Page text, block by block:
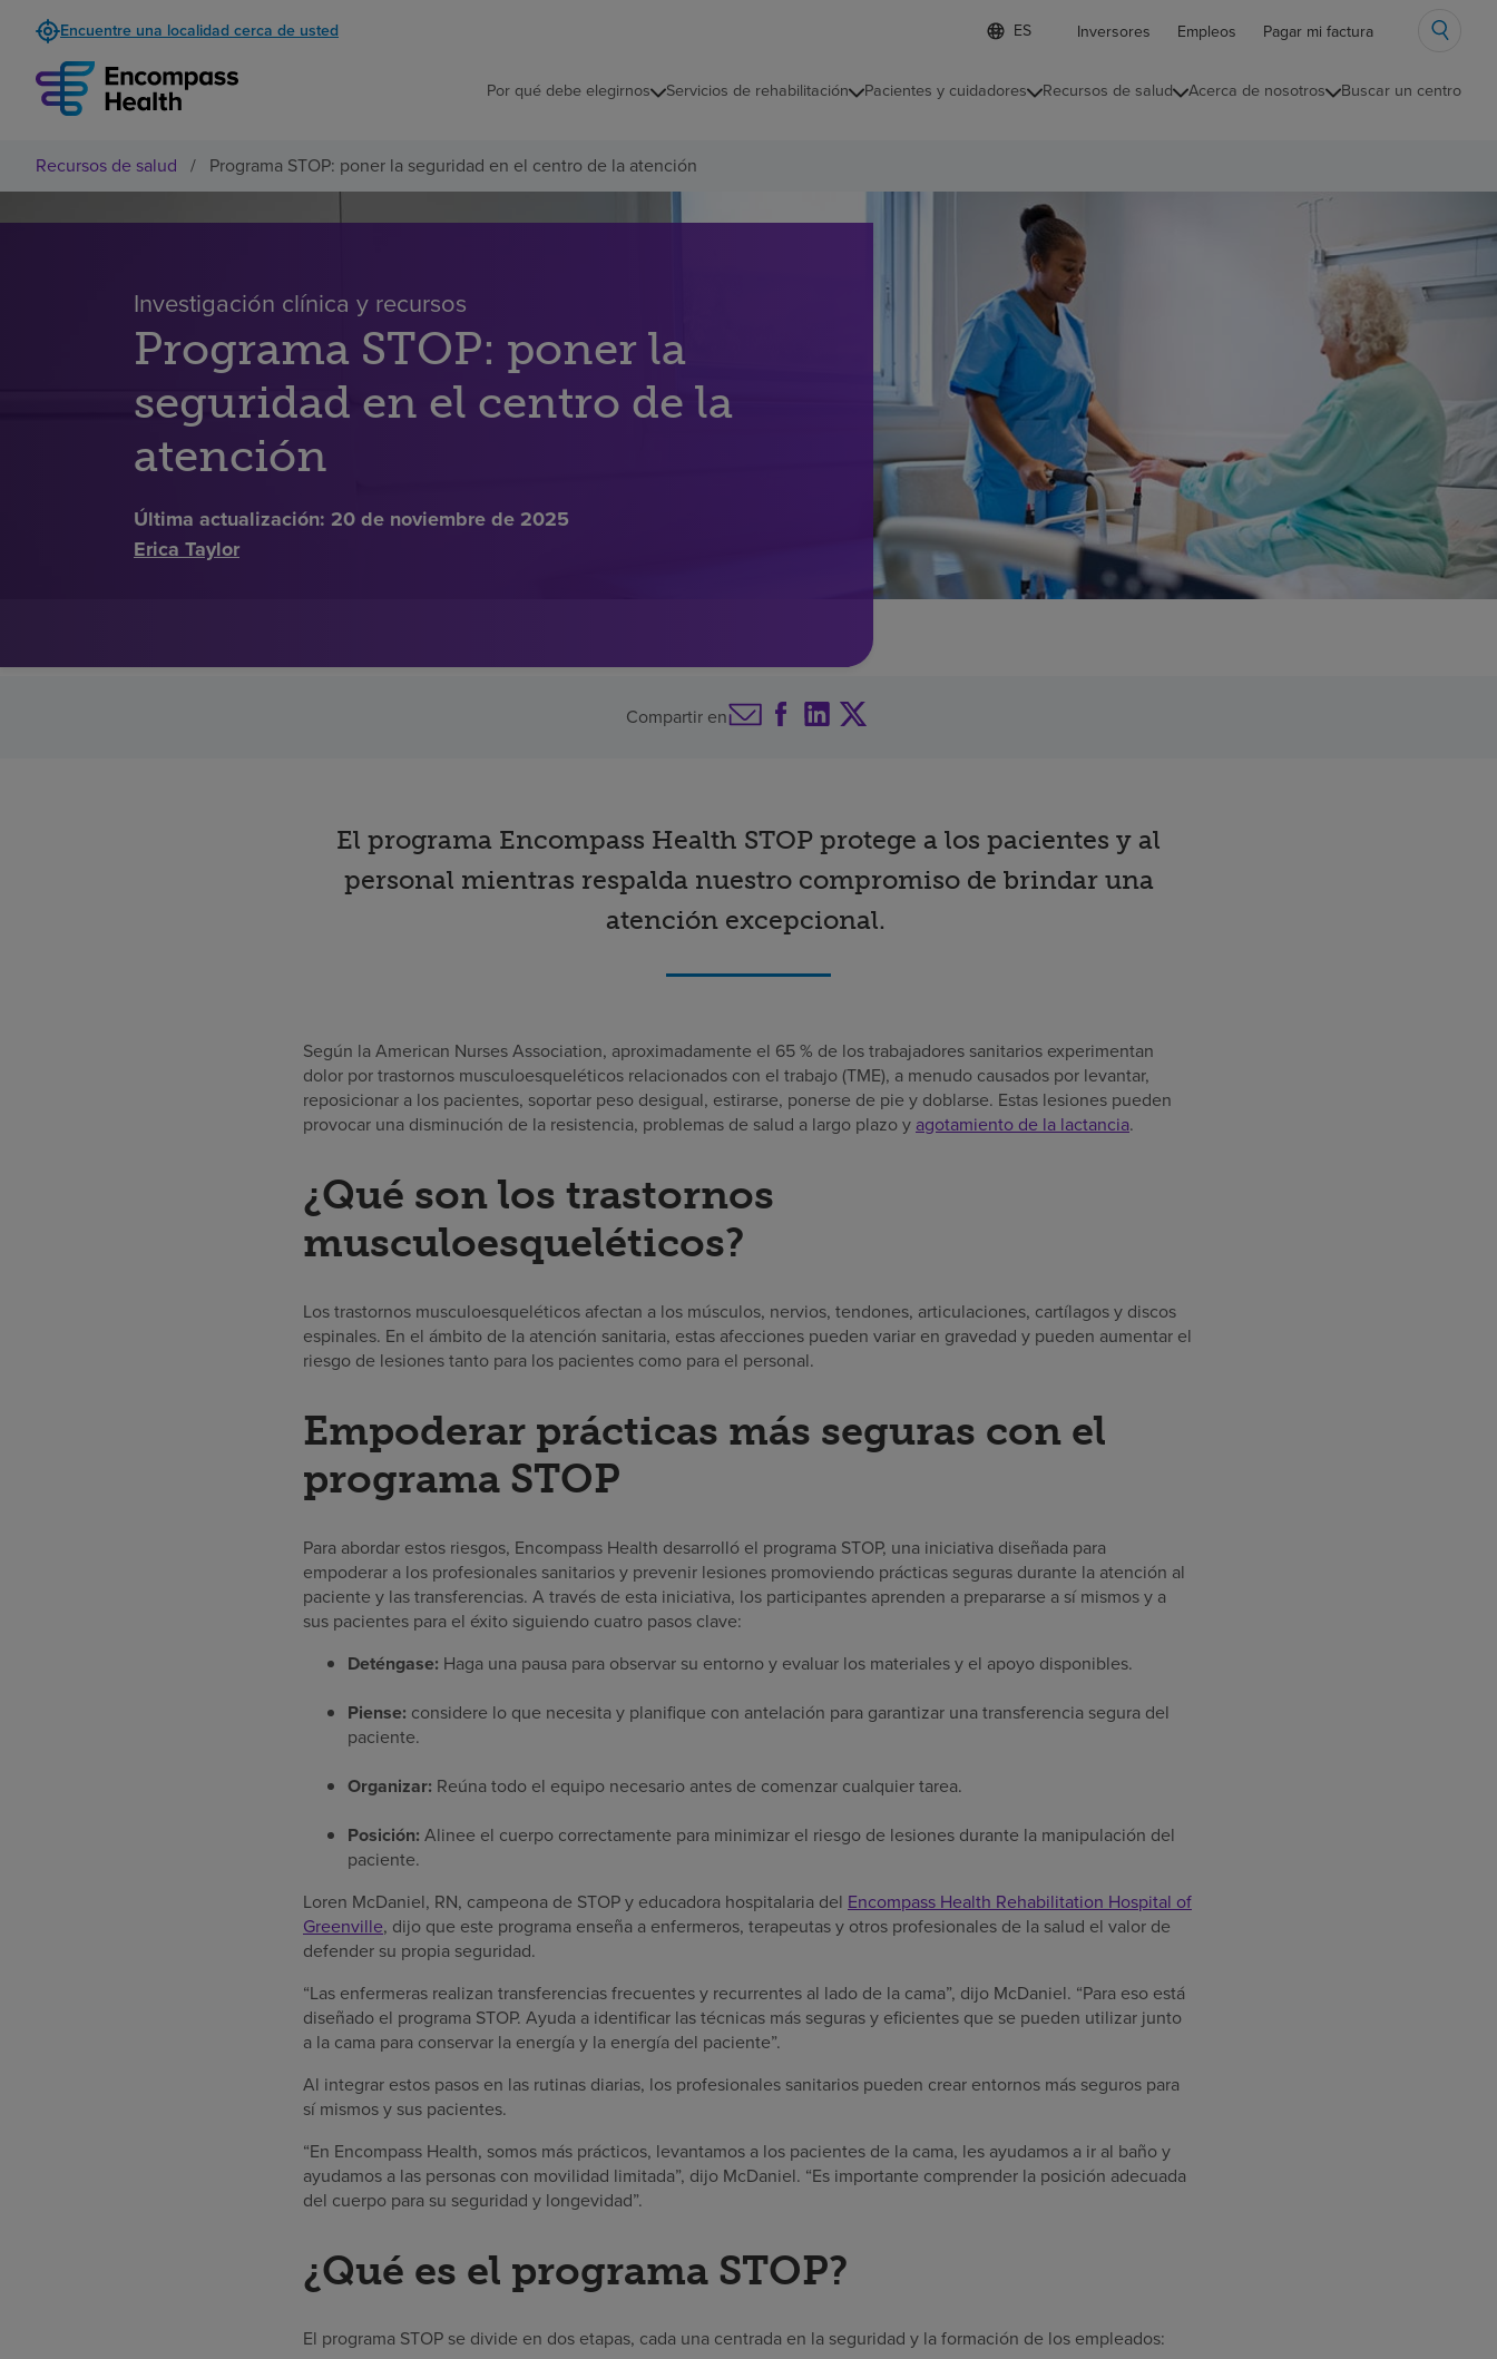
Encuentre una localidad cerca de usted
Lista
de
contraída
d
o
l
o
n
a
d
Inversores Empleos Pagar mi factura
Por qué debe elegirnos Servicios de rehabilitación Pacientes y cuidadores Recursos de salud Acerca de nosotros Buscar un centro
Recursos de salud / Programa STOP: poner la seguridad en el centro de la atención
Investigación clínica y recursos
Programa STOP: poner la
seguridad en el centro de la
atención
Última actualización: 20 de noviembre de 2025
Erica Taylor
Compartir en
El programa Encompass Health STOP protege a los pacientes y al
personal mientras respalda nuestro compromiso de brindar una
atención excepcional.
Según la American Nurses Association, aproximadamente el 65 % de los trabajadores sanitarios experimentan
dolor por trastornos musculoesqueléticos relacionados con el trabajo (TME), a menudo causados por levantar,
reposicionar a los pacientes, soportar peso desigual, estirarse, ponerse de pie y doblarse. Estas lesiones pueden
provocar una disminución de la resistencia, problemas de salud a largo plazo y agotamiento de la lactancia.
¿Qué son los trastornos
musculoesqueléticos?
Los trastornos musculoesqueléticos afectan a los músculos, nervios, tendones, articulaciones, cartílagos y discos
espinales. En el ámbito de la atención sanitaria, estas afecciones pueden variar en gravedad y pueden aumentar el
riesgo de lesiones tanto para los pacientes como para el personal.
Empoderar prácticas más seguras con el
programa STOP
Para abordar estos riesgos, Encompass Health desarrolló el programa STOP, una iniciativa diseñada para
empoderar a los profesionales sanitarios y prevenir lesiones promoviendo prácticas seguras durante la atención al
paciente y las transferencias. A través de esta iniciativa, los participantes aprenden a prepararse a sí mismos y a
sus pacientes para el éxito siguiendo cuatro pasos clave:
Deténgase: Haga una pausa para observar su entorno y evaluar los materiales y el apoyo disponibles.
Piense: considere lo que necesita y planifique con antelación para garantizar una transferencia segura del
paciente.
Organizar: Reúna todo el equipo necesario antes de comenzar cualquier tarea.
Posición: Alinee el cuerpo correctamente para minimizar el riesgo de lesiones durante la manipulación del
paciente.
Loren McDaniel, RN, campeona de STOP y educadora hospitalaria del Encompass Health Rehabilitation Hospital of
Greenville, dijo que este programa enseña a enfermeros, terapeutas y otros profesionales de la salud el valor de
defender su propia seguridad.
“Las enfermeras realizan transferencias frecuentes y recurrentes al lado de la cama”, dijo McDaniel. “Para eso está
diseñado el programa STOP. Ayuda a identificar las técnicas más seguras y eficientes que se pueden utilizar junto
a la cama para conservar la energía y la energía del paciente”.
Al integrar estos pasos en las rutinas diarias, los profesionales sanitarios pueden crear entornos más seguros para
sí mismos y sus pacientes.
“En Encompass Health, somos más prácticos, levantamos a los pacientes de la cama, les ayudamos a ir al baño y
ayudamos a las personas con movilidad limitada”, dijo McDaniel. “Es importante comprender la posición adecuada
del cuerpo para su seguridad y longevidad”.
¿Qué es el programa STOP?
El programa STOP se divide en dos etapas, cada una centrada en la seguridad y la formación de los empleados: